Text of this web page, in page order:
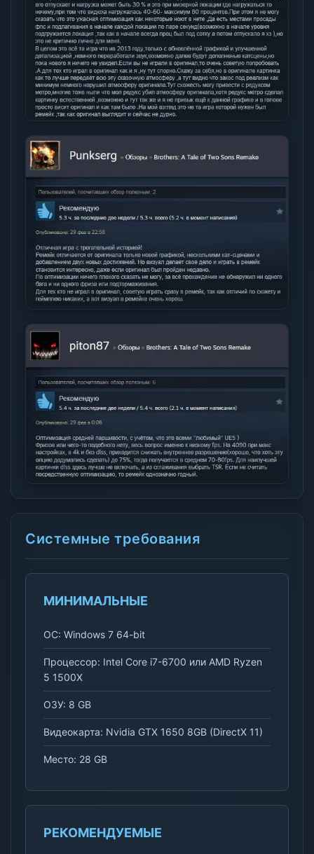
Системные требования
МИНИМАЛЬНЫЕ
ОС: Windows 7 64-bit
Процессор: Intel Core i7-6700 или AMD Ryzen
5 1500X
ОЗУ: 8 GB
Видеокарта: Nvidia GTX 1650 8GB (DirectX 11)
Место: 28 GB
РЕКОМЕНДУЕМЫЕ